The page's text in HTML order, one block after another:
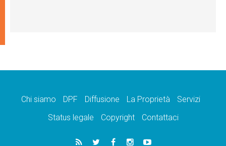
Chi siamo DPF Diffusione La Proprietà
Servizi
Status legale
Copyright Contattaci